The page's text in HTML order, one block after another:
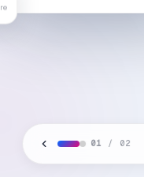
02 / 02